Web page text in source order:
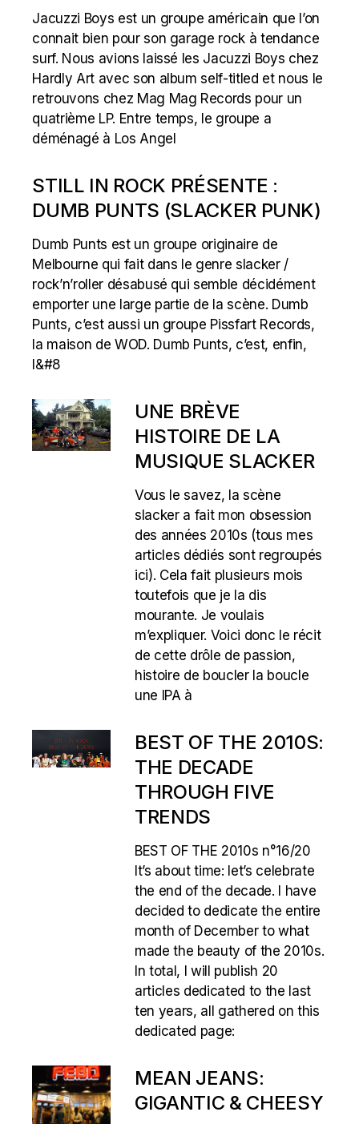
Jacuzzi Boys est un groupe américain que l’on
connait bien pour son garage rock à tendance
surf. Nous avions laissé les Jacuzzi Boys chez
Hardly Art avec son album self-titled et nous le
retrouvons chez Mag Mag Records pour un
quatrième LP. Entre temps, le groupe a
déménagé à Los Angel
STILL IN ROCK PRÉSENTE :
DUMB PUNTS (SLACKER PUNK)
Dumb Punts est un groupe originaire de
Melbourne qui fait dans le genre slacker /
rock’n’roller désabusé qui semble décidément
emporter une large partie de la scène. Dumb
Punts, c’est aussi un groupe Pissfart Records,
la maison de WOD. Dumb Punts, c’est, enfin,
l&#8
UNE BRÈVE
HISTOIRE DE LA
MUSIQUE SLACKER
Vous le savez, la scène
slacker a fait mon obsession
des années 2010s (tous mes
articles dédiés sont regroupés
ici). Cela fait plusieurs mois
toutefois que je la dis
mourante. Je voulais
m’expliquer. Voici donc le récit
de cette drôle de passion,
histoire de boucler la boucle
une IPA à
BEST OF THE 2010S:
THE DECADE
THROUGH FIVE
TRENDS
BEST OF THE 2010s n°16/20
It’s about time: let’s celebrate
the end of the decade. I have
decided to dedicate the entire
month of December to what
made the beauty of the 2010s.
In total, I will publish 20
articles dedicated to the last
ten years, all gathered on this
dedicated page:
MEAN JEANS:
GIGANTIC & CHEESY